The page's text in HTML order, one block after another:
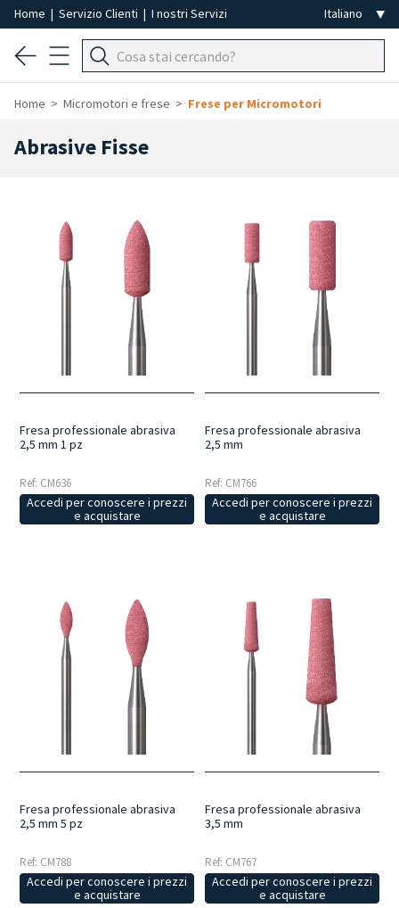
Home | Servizio Clienti | I nostri Servizi
Home Micromotori e frese Frese per Micromotori
Abrasive Fisse
Fresa professionale abrasiva
2,5 mm 1 pz
Ref: CM636
Accedi per conoscere i prezzi
e acquistare
Fresa professionale abrasiva
2,5 mm
Ref: CM766
Accedi per conoscere i prezzi
e acquistare
Fresa professionale abrasiva
2,5 mm 5 pz
Ref: CM788
Accedi per conoscere i prezzi
e acquistare
Fresa professionale abrasiva
3,5 mm
Ref: CM767
Accedi per conoscere i prezzi
e acquistare